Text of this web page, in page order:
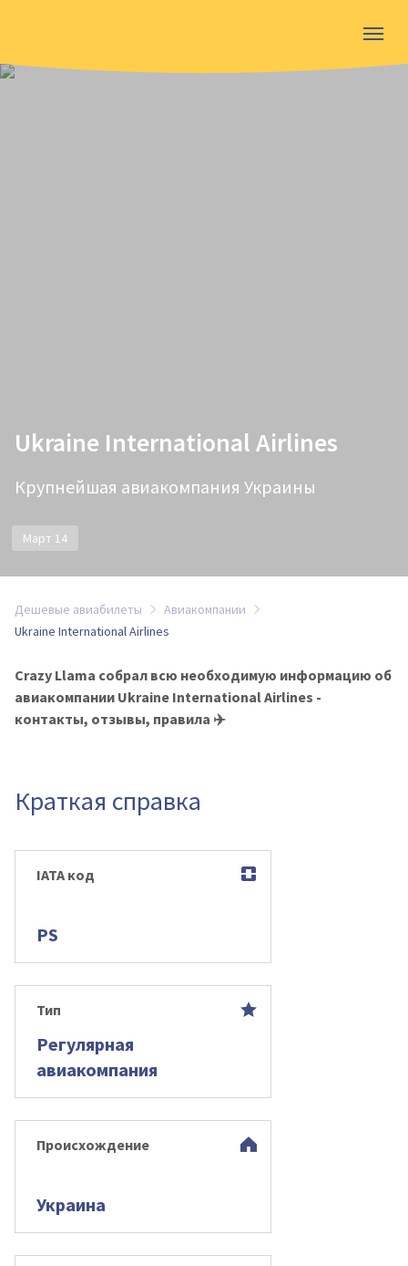
Ukraine International Airlines
Крупнейшая авиакомпания Украины
Март 14
Дешевые авиабилеты
Авиакомпании
Ukraine International Airlines
Crazy Llama собрал всю необходимую информацию об
авиакомпании Ukraine International Airlines -
контакты, отзывы, правила ✈️
Краткая справка
IATA код
PS
Тип
Регулярная
авиакомпания
Происхождение
Украина